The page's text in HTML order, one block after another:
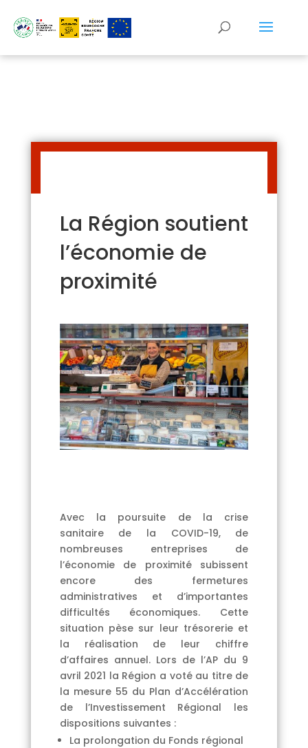
La Région soutient
l’économie de
proximité
Avec la poursuite de la crise
sanitaire de la COVID-19, de
nombreuses entreprises de
l’économie de proximité subissent
encore des fermetures
administratives et d’importantes
difficultés économiques. Cette
situation pèse sur leur trésorerie et
la réalisation de leur chiffre
d’affaires annuel. Lors de l’AP du 9
avril 2021 la Région a voté au titre de
la mesure 55 du Plan d’Accélération
de l’Investissement Régional les
dispositions suivantes :
La prolongation du Fonds régional